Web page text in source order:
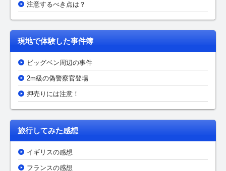
注意するべき点は？
現地で体験した事件簿
ビッグベン周辺の事件
2m級の偽警察官登場
押売りには注意！
旅行してみた感想
イギリスの感想
フランスの感想